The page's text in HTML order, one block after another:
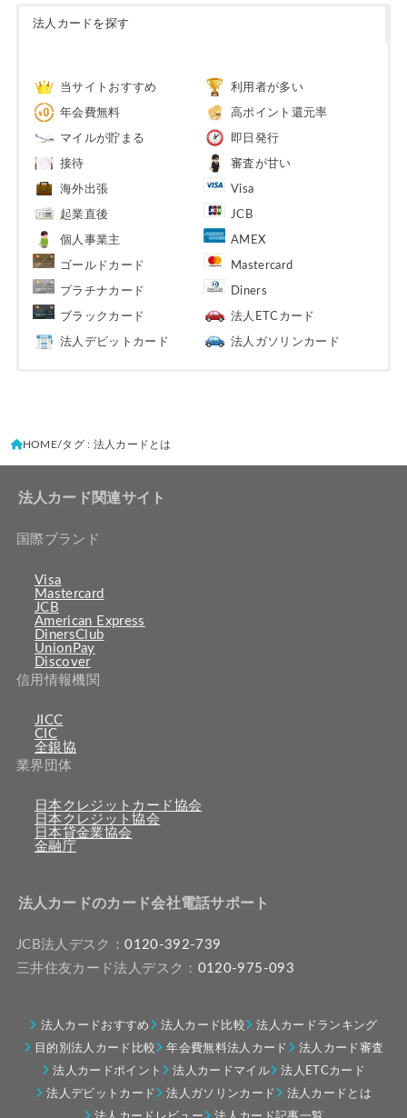
法人カードを探す
当サイトおすすめ 利用者が多い
年会費無料 高ポイント還元率
マイルが貯まる 即日発行
接待 審査が甘い
海外出張 Visa
起業直後 JCB
個人事業主 AMEX
ゴールドカード Mastercard
プラチナカード Diners
ブラックカード 法人ETCカード
法人デビットカード 法人ガソリンカード
HOME タグ : 法人カードとは
法人カード関連サイト
国際ブランド
Visa
Mastercard
JCB
American Express
DinersClub
UnionPay
Discover
信用情報機関
JICC
CIC
全銀協
業界団体
日本クレジットカード協会
日本クレジット協会
日本貸金業協会
金融庁
法人カードのカード会社電話サポート
JCB法人デスク：0120-392-739
三井住友カード法人デスク： 0120-975-093
法人カードおすすめ 法人カード比較
法人カードランキング
目的別法人カード比較
年会費無料法人カード
法人カード審査
法人カードポイント
法人カードマイル
法人ETCカード
法人デビットカード
法人ガソリンカード
法人カードとは